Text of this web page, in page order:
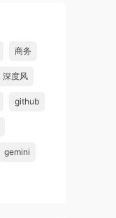
商务
深度风
github
gemini